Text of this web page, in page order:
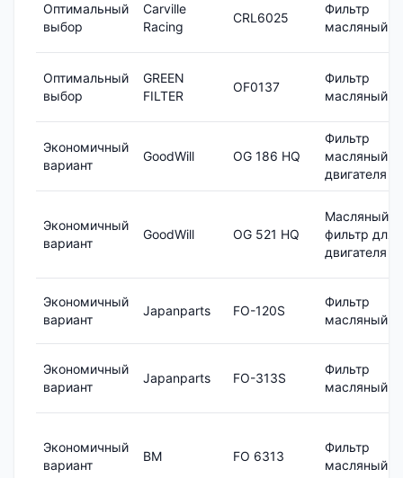
Оптимальный
выбор
Carville
Racing
CRL6025
Фильтр
масляный
Оптимальный
выбор
GREEN
FILTER
OF0137
Фильтр
масляный
Экономичный
вариант
GoodWill OG 186 HQ
Фильтр
масляный
двигателя
Экономичный
вариант
GoodWill OG 521 HQ
Масляный
фильтр для
двигателя
Экономичный
вариант
Japanparts FO-120S
Фильтр
масляный
Экономичный
вариант
Japanparts FO-313S
Фильтр
масляный
Экономичный
вариант
BM FO 6313
Фильтр
масляный